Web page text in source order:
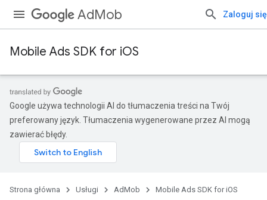
AdMob Zaloguj się
Mobile Ads SDK for iOS
Google używa technologii AI do tłumaczenia treści na Twój
preferowany język. Tłumaczenia wygenerowane przez AI mogą
zawierać błędy.
Strona główna Usługi AdMob Mobile Ads SDK for iOS